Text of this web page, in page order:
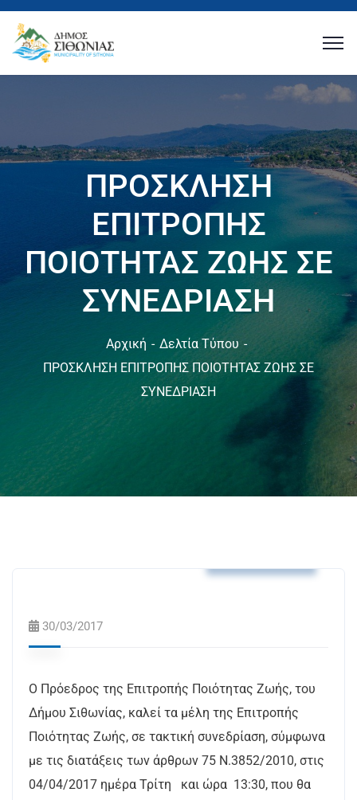
ΠΡΟΣΚΛΗΣΗ
ΕΠΙΤΡΟΠΗΣ
ΠΟΙΟΤΗΤΑΣ ΖΩΗΣ ΣΕ
ΣΥΝΕΔΡΙΑΣΗ
Αρχική
Δελτία Τύπου
ΠΡΟΣΚΛΗΣΗ ΕΠΙΤΡΟΠΗΣ ΠΟΙΟΤΗΤΑΣ ΖΩΗΣ ΣΕ
ΣΥΝΕΔΡΙΑΣΗ
30/03/2017
Ο Πρόεδρος της Επιτροπής Ποιότητας Ζωής, του
Δήμου Σιθωνίας, καλεί τα μέλη της Επιτροπής
Ποιότητας Ζωής, σε τακτική συνεδρίαση, σύμφωνα
με τις διατάξεις των άρθρων 75 Ν.3852/2010, στις
04/04/2017 ημέρα Τρίτη και ώρα 13:30, που θα